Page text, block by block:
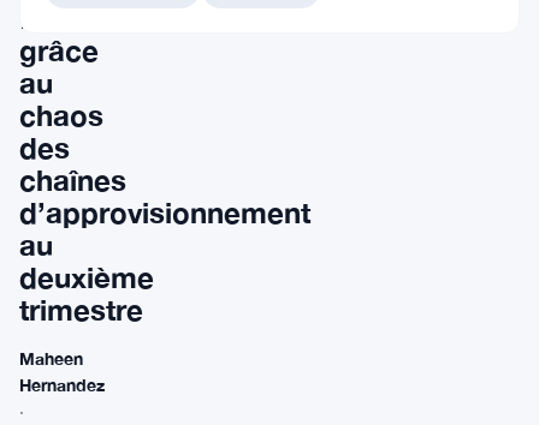
flèche
grâce
au
chaos
des
chaînes
d’approvisionnement
au
deuxième
trimestre
Maheen
Hernandez
·